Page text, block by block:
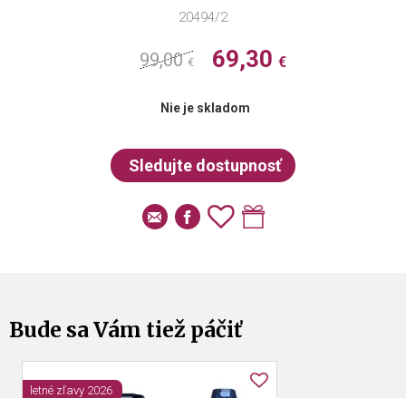
20494/2
99,00€ 69,30 €
Nie je skladom
Bude sa Vám tiež páčiť
letné zľavy 2026